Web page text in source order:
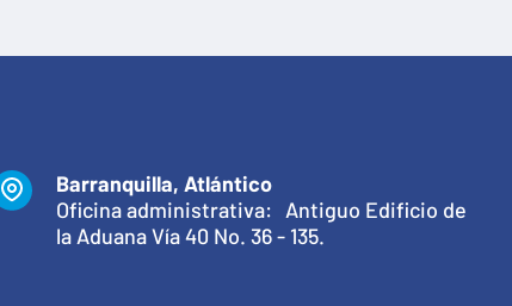
Barranquilla, Atlántico
Oficina administrativa: Antiguo Edificio de
la Aduana Vía 40 No. 36 - 135.